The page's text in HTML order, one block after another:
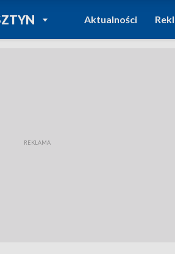
POWRÓT DO
TVP REGIONY
Aktualności